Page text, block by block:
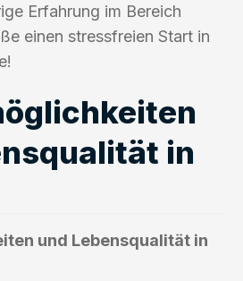
Erfahrung im Bereich
einen stressfreien Start in
in
und Lebensqualität in